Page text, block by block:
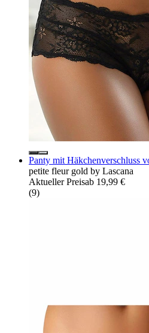
Panty mit Häkchenverschluss
petite fleur gold by Lascana
Aktueller Preisab 19,99 €
(9)